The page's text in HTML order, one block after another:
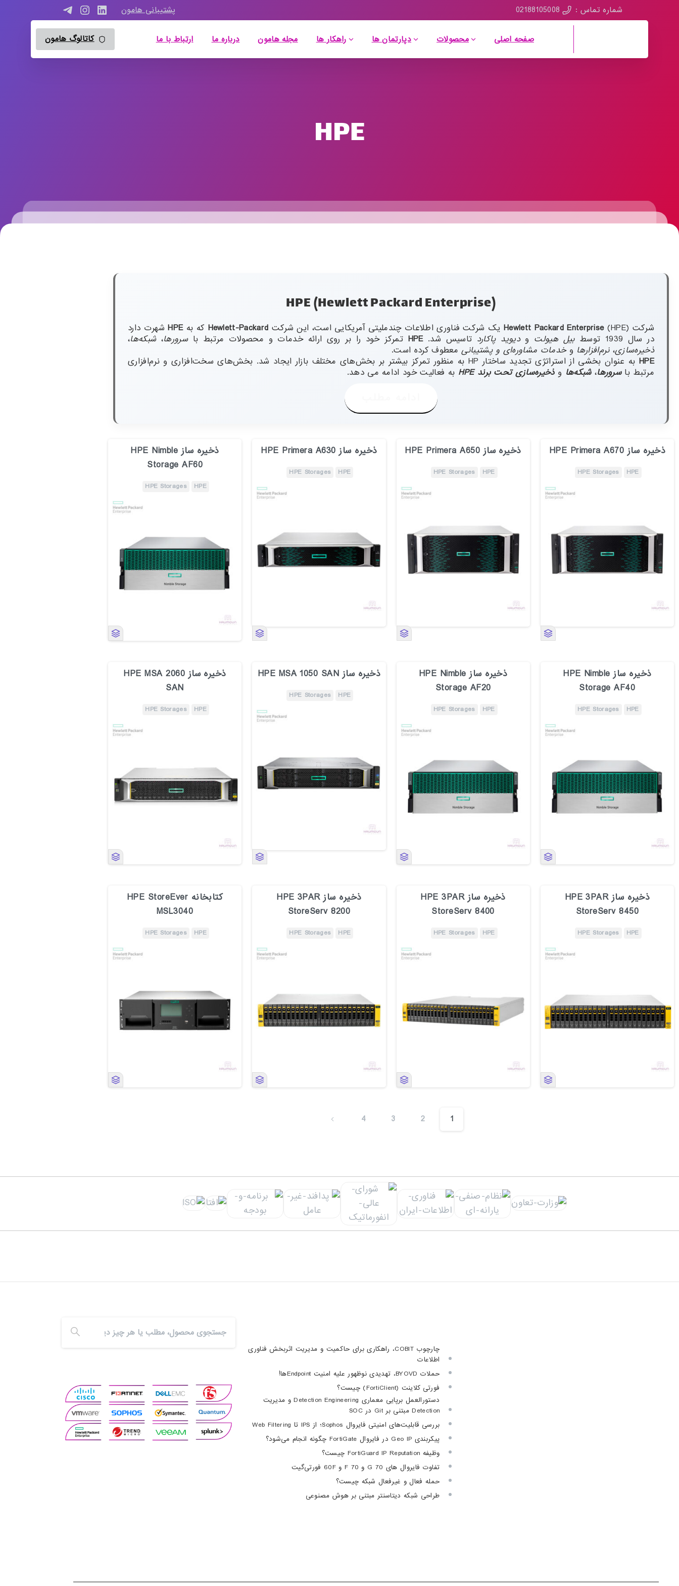
شماره تماس : 02188105008 پشتیبانی هامون
صفحه اصلی محصولات دپارتمان ها راهکار ها مجله هامون درباره ما ارتباط با ما کاتالوگ هامون
HPE
(HPE (Hewlett Packard Enterprise
شرکت Hewlett Packard Enterprise (HPE) یک شرکت فناوری اطلاعات چندملیتی آمریکایی است، این شرکت Hewlett-Packard که بهHPEشهرت دارد
در سال 1939 توسط
بیل هیولت ودیوید پاکارد تاسیس شد.HPE تمرکز خود را بر روی ارائه خدمات و محصولات مرتبط باسرورها،شبکه‌ها،
ذخیره‌سازی،نرم‌افزارها وخدمات مشاوره‌ای و پشتیبانیمعطوف کرده است.
HPE
به عنوان بخشی از استراتژی تجدید ساختار HP به منظور تمرکز بیشتر بر بخش‌های مختلف بازار ایجاد شد. بخش‌های سخت‌افزاری و نرم‌افزاری
مرتبط باسرورها،شبکه‌ها و ذخیره‌سازی تحت برند HPE به فعالیت خود ادامه می دهد.
ذخیره ساز HPE Primera A670
HPE
HPE Storages
ذخیره ساز HPE Primera A650
HPE
HPE Storages
ذخیره ساز HPE Primera A630
HPE
HPE Storages
ذخیره ساز HPE Nimble
Storage AF60
HPE
HPE Storages
ذخیره ساز HPE Nimble
Storage AF40
HPE
HPE Storages
ذخیره ساز HPE Nimble
Storage AF20
HPE
HPE Storages
ذخیره ساز HPE MSA 1050 SAN
HPE
HPE Storages
ذخیره ساز HPE MSA 2060
SAN
HPE
HPE Storages
ذخیره ساز HPE 3PAR
StoreServ 8450
HPE
HPE Storages
ذخیره ساز HPE 3PAR
StoreServ 8400
HPE
HPE Storages
ذخیره ساز HPE 3PAR
StoreServ 8200
HPE
HPE Storages
کتابخانه HPE StoreEver
MSL3040
HPE
HPE Storages
1
2
3
4
چارچوب COBIT، راهکاری برای حاکمیت و مدیریت اثربخش فناوری
اطلاعات
حملات BYOVD، تهدیدی نوظهور علیه امنیت Endpointها!
فورتی کلاینت (FortiClient) چیست؟
دستورالعمل برپایی معماری Detection Engineering و مدیریت
Detection مبتنی بر Git در SOC
بررسی قابلیت‌های امنیتی فایروال Sophos؛ از IPS تا Web Filtering
پیکربندی Geo IP در فایروال FortiGate چگونه انجام می‌شود؟
وظیفه FortiGuard IP Reputation چیست؟
تفاوت فایروال های 70 G و 70 F و 60F فورتی‌گیت
حمله فعال و غیرفعال شبکه چیست؟
طراحی شبکه دیتاسنتر مبتنی بر هوش مصنوعی